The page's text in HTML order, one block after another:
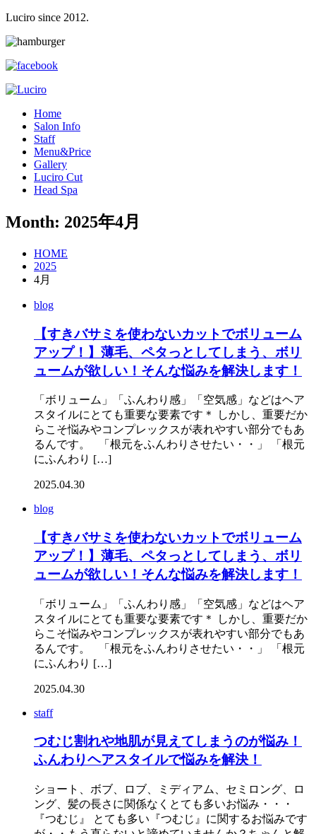
Luciro since 2012.
Home
Salon Info
Staff
Menu&Price
Gallery
Luciro Cut
Head Spa
Month: 2025年4月
HOME
2025
4月
blog
【すきバサミを使わないカットでボリューム
アップ！】薄毛、ペタっとしてしまう、ボリ
ュームが欲しい！そんな悩みを解決します！
「ボリューム」「ふんわり感」「空気感」などはヘア
スタイルにとても重要な要素です＊ しかし、重要だか
らこそ悩みやコンプレックスが表れやすい部分でもあ
るんです。 「根元をふんわりさせたい・・」 「根元
にふんわり […]
2025.04.30
blog
【すきバサミを使わないカットでボリューム
アップ！】薄毛、ペタっとしてしまう、ボリ
ュームが欲しい！そんな悩みを解決します！
「ボリューム」「ふんわり感」「空気感」などはヘア
スタイルにとても重要な要素です＊ しかし、重要だか
らこそ悩みやコンプレックスが表れやすい部分でもあ
るんです。 「根元をふんわりさせたい・・」 「根元
にふんわり […]
2025.04.30
staff
つむじ割れや地肌が見えてしまうのが悩み！
ふんわりヘアスタイルで悩みを解決！
ショート、ボブ、ロブ、ミディアム、セミロング、ロ
ング、髪の長さに関係なくとても多いお悩み・・・
『つむじ』 とても多い『つむじ』に関するお悩みです